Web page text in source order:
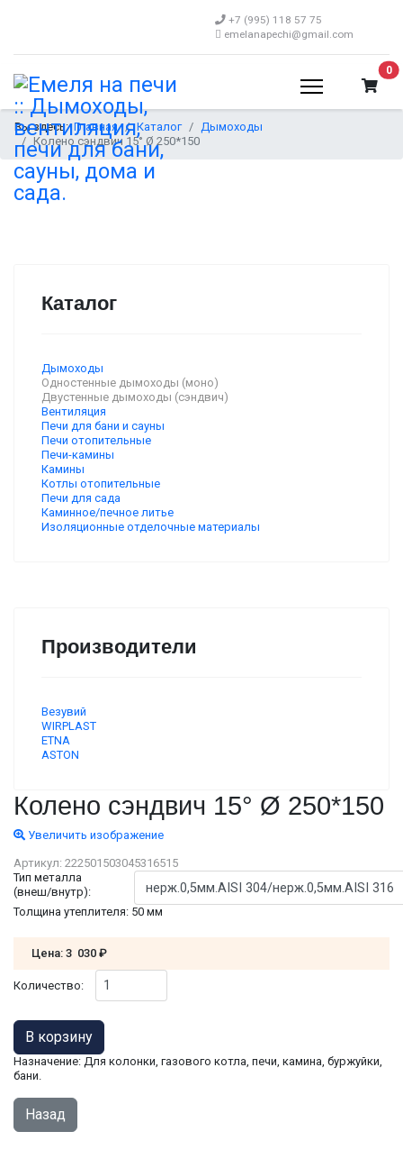
+7 (995) 118 57 75
emelanapechi@gmail.com
0В
Вы здесь:Главная Каталог
Дымоходы
Колено сэндвич 15° Ø 250*150
Каталог
Дымоходы
Одностенные дымоходы (моно)
Двустенные дымоходы (сэндвич)
Вентиляция
Печи для бани и сауны
Печи отопительные
Печи-камины
Камины
Котлы отопительные
Печи для сада
Каминное/печное литье
Изоляционные отделочные материалы
Производители
Везувий
WIRPLAST
ETNA
ASTON
Колено сэндвич 15° Ø 250*150
Увеличить изображение
Артикул: 222501503045316515
Тип металла
(внеш/внутр):
Толщина утеплителя: 50 мм
Цена: 3 030 ₽
Количество:
Назначение: Для колонки, газового котла, печи, камина, буржуйки,
бани.